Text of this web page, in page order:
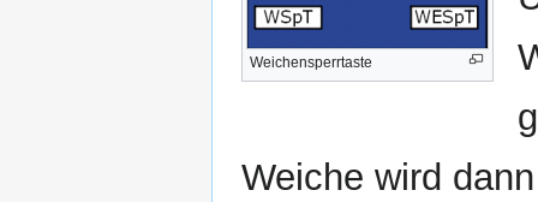
Weichensperrtaste
Weiche wird